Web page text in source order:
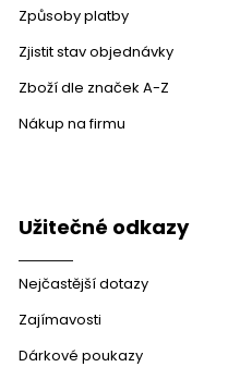
Způsoby platby
Zjistit stav objednávky
Zboží dle značek A-Z
Nákup na firmu
Užitečné odkazy
Nejčastější dotazy
Zajímavosti
Dárkové poukazy